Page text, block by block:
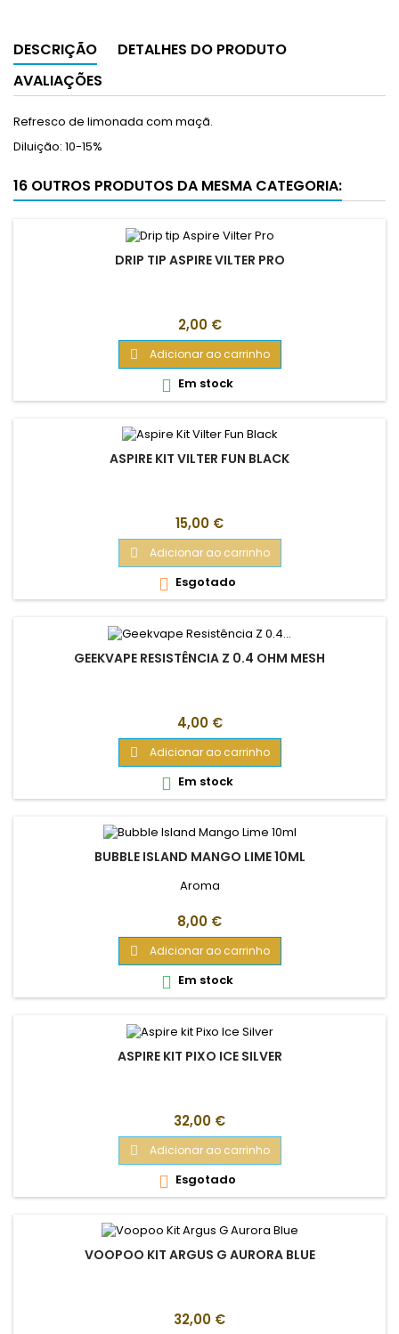
DESCRIÇÃO
DETALHES DO PRODUTO
AVALIAÇÕES
Refresco de limonada com maçã.
Diluição: 10-15%
16 OUTROS PRODUTOS DA MESMA CATEGORIA:
DRIP TIP ASPIRE VILTER PRO
Preço
2,00 €
 Adicionar ao carrinho
 Em stock
ASPIRE KIT VILTER FUN BLACK
Preço
15,00 €
 Adicionar ao carrinho
 Esgotado
GEEKVAPE RESISTÊNCIA Z 0.4 OHM MESH
Preço
4,00 €
 Adicionar ao carrinho
 Em stock
BUBBLE ISLAND MANGO LIME 10ML
Aroma
Preço
8,00 €
 Adicionar ao carrinho
 Em stock
ASPIRE KIT PIXO ICE SILVER
Preço
32,00 €
 Adicionar ao carrinho
 Esgotado
VOOPOO KIT ARGUS G AURORA BLUE
Preço
32,00 €